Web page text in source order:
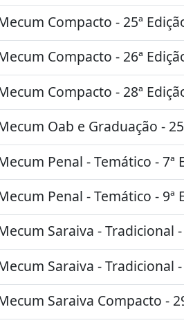
Compacto - 25ª
Compacto - 26ª
Compacto - 28ª
Oab e Graduação -
Penal - Temático - 7ª
Penal - Temático - 9ª
Saraiva - Tradicional -
Saraiva - Tradicional -
Saraiva Compacto -